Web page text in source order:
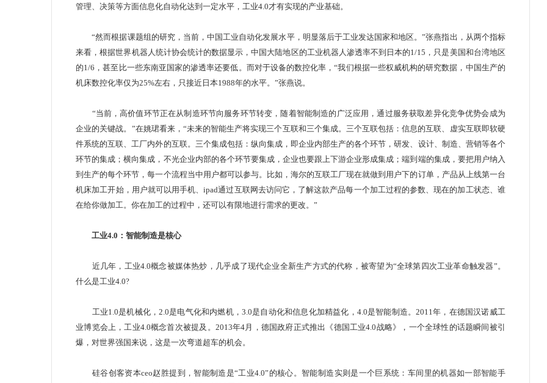
管理、决策等方面信息化自动化达到一定水平，工业4.0才有实现的产业基础。
“然而根据课题组的研究，当前，中国工业自动化发展水平，明显落后于工业发达国家和地区。”张燕指出，从两个指标
来看，根据世界机器人统计协会统计的数据显示，中国大陆地区的工业机器人渗透率不到日本的1/15，只是美国和台湾地区
的1/6，甚至比一些东南亚国家的渗透率还要低。而对于设备的数控化率，“我们根据一些权威机构的研究数据，中国生产的
机床数控化率仅为25%左右，只接近日本1988年的水平。”张燕说。
“当前，高价值环节正在从制造环节向服务环节转变，随着智能制造的广泛应用，通过服务获取差异化竞争优势会成为
企业的关键战。”在姚珺看来，“未来的智能生产将实现三个互联和三个集成。三个互联包括：信息的互联、虚实互联即软硬
件系统的互联、工厂内外的互联。三个集成包括：纵向集成，即企业内部生产的各个环节，研发、设计、制造、营销等各个
环节的集成；横向集成，不光企业内部的各个环节要集成，企业也要跟上下游企业形成集成；端到端的集成，要把用户纳入
到生产的每个环节，每一个流程当中用户都可以参与。比如，海尔的互联工厂现在就做到用户下的订单，产品从上线第一台
机床加工开始，用户就可以用手机、ipad通过互联网去访问它，了解这款产品每一个加工过程的参数、现在的加工状态、谁
在给你做加工。你在加工的过程中，还可以有限地进行需求的更改。”
工业4.0：智能制造是核心
近几年，工业4.0概念被媒体热炒，几乎成了现代企业全新生产方式的代称，被寄望为“全球第四次工业革命触发器”。
什么是工业4.0?
工业1.0是机械化，2.0是电气化和内燃机，3.0是自动化和信息化加精益化，4.0是智能制造。2011年，在德国汉诺威工
业博览会上，工业4.0概念首次被提及。2013年4月，德国政府正式推出《德国工业4.0战略》，一个全球性的话题瞬间被引
爆，对世界强国来说，这是一次弯道超车的机会。
硅谷创客资本ceo赵胜提到，智能制造是“工业4.0”的核心。智能制造实则是一个巨系统：车间里的机器如一部智能手